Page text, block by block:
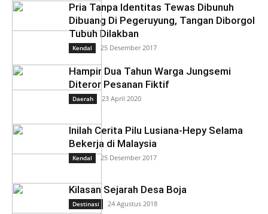
Pria Tanpa Identitas Tewas Dibunuh
Dibuang Di Pegeruyung, Tangan Diborgol
Tubuh Dilakban
Kendal 25 Desember 2017
Hampir Dua Tahun Warga Jungsemi
Diteror Pesanan Fiktif
Daerah 23 April 2020
Inilah Cerita Pilu Lusiana-Hepy Selama
Bekerja di Malaysia
Kendal 25 Desember 2017
Kilasan Sejarah Desa Boja
Destinasi 24 Agustus 2018